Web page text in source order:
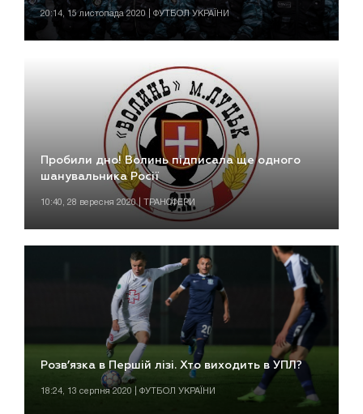
20:14, 15 листопада 2020 | ФУТБОЛ УКРАЇНИ
Пробили дно! Волинь підписала ще одного
шанувальника Росії
10:40, 28 вересня 2020 | ТРАНСФЕРИ
Розв’язка в Першій лізі. Хто виходить в УПЛ?
18:24, 13 серпня 2020 | ФУТБОЛ УКРАЇНИ